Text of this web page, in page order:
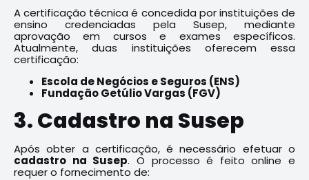
A certificação técnica é concedida por instituições de
ensino credenciadas pela Susep, mediante
aprovação em cursos e exames específicos.
Atualmente, duas instituições oferecem essa
certificação:
Escola de Negócios e Seguros (ENS)
Fundação Getúlio Vargas (FGV)
3. Cadastro na Susep
Após obter a certificação, é necessário efetuar o
cadastro na Susep. O processo é feito online e
requer o fornecimento de: